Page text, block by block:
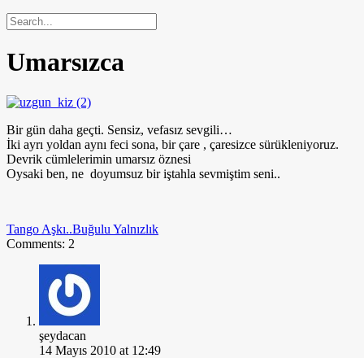
Umarsızca
Bir gün daha geçti. Sensiz, vefasız sevgili…
İki ayrı yoldan aynı feci sona, bir çare , çaresizce sürükleniyoruz.
Devrik cümlelerimin umarsız öznesi
Oysaki ben, ne doyumsuz bir iştahla sevmiştim seni..
Tango Aşkı..Buğulu Yalnızlık
Comments: 2
şeydacan
14 Mayıs 2010 at 12:49